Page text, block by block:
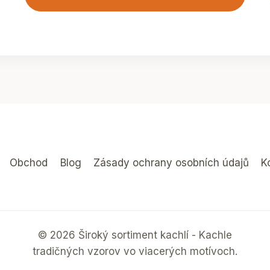
Obchod Blog Zásady ochrany osobních údajů
© 2026 Široký sortiment kachlí - Kachle
tradičných vzorov vo viacerých motívoch.